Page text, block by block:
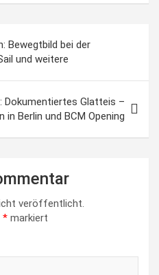
Bewegtbild bei der
und weitere
Dokumentiertes Glatteis –
in Berlin und BCM Opening
veröffentlicht.
* markiert